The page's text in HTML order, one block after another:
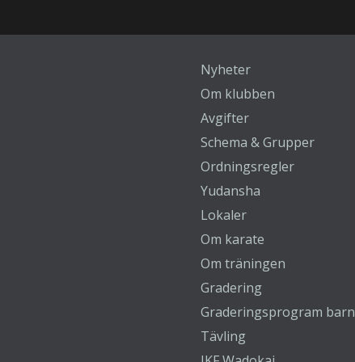
Nyheter
Om klubben
Avgifter
Schema & Grupper
Ordningsregler
Yudansha
Lokaler
Om karate
Om träningen
Gradering
Graderingsprogram barn
Tävling